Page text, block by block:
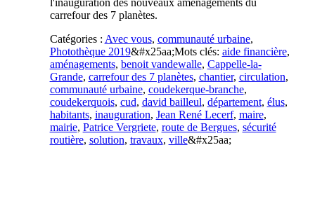
l'inauguration des nouveaux aménagements du
carrefour des 7 planètes.
Catégories : Avec vous, communauté urbaine,
Photothèque 2019&#x25aa;Mots clés: aide financière,
aménagements, benoit vandewalle, Cappelle-la-
Grande, carrefour des 7 planètes, chantier, circulation,
communauté urbaine, coudekerque-branche,
coudekerquois, cud, david bailleul, département, élus,
habitants, inauguration, Jean René Lecerf, maire,
mairie, Patrice Vergriete, route de Bergues, sécurité
routière, solution, travaux, ville&#x25aa;